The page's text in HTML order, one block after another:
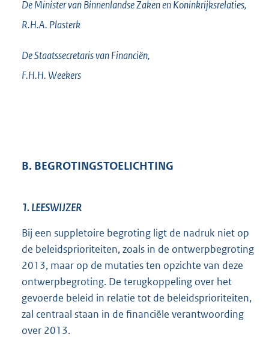
De Minister van Binnenlandse Zaken en Koninkrijksrelaties,
R.H.A. Plasterk
De Staatssecretaris van Financiën,
F.H.H.Weekers
B. BEGROTINGSTOELICHTING
1. LEESWIJZER
Bij een suppletoire begroting ligt de nadruk niet op
de beleidsprioriteiten, zoals in de ontwerpbegroting
2013, maar op de mutaties ten opzichte van deze
ontwerpbegroting. De terugkoppeling over het
gevoerde beleid in relatie tot de beleidsprioriteiten,
zal centraal staan in de financiële verantwoording
over 2013.